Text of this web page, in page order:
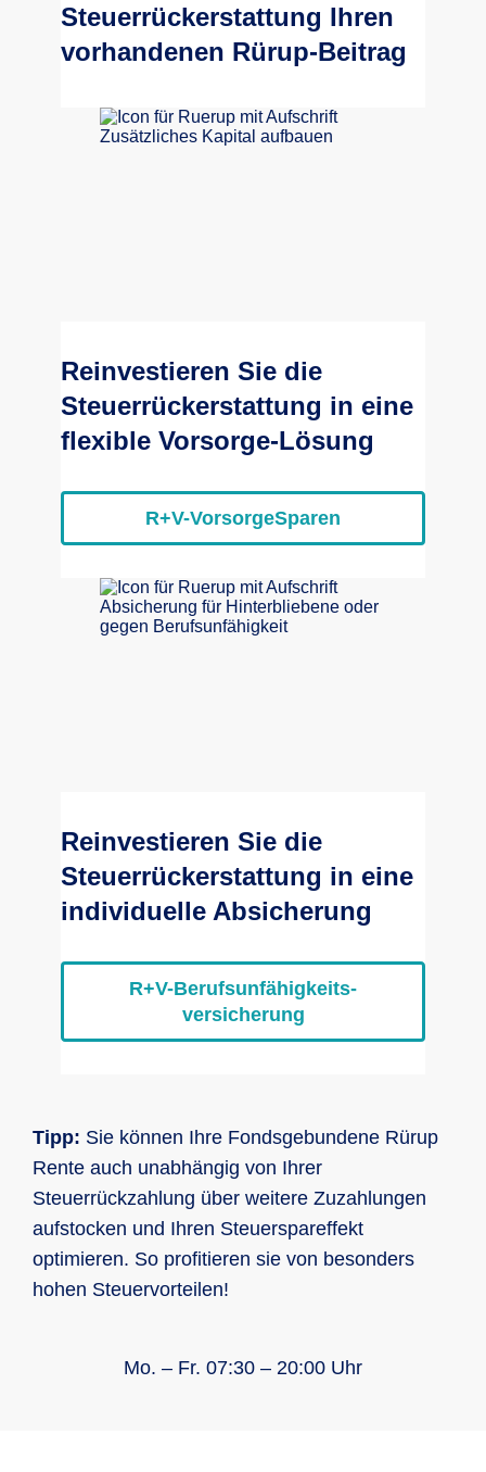
Steuerrückerstattung Ihren
vorhandenen Rürup-Beitrag
Reinvestieren Sie die
Steuerrückerstattung in eine
flexible Vorsorge-Lösung
R+V-VorsorgeSparen
Reinvestieren Sie die
Steuerrückerstattung in eine
individuelle Absicherung
R+V-Berufs­unfähig­keits­
versicherung
Tipp: Sie können Ihre Fondsgebundene Rürup
Rente auch unabhängig von Ihrer
Steuerrückzahlung über weitere Zuzahlungen
aufstocken und Ihren Steuerspareffekt
optimieren. So profitieren sie von besonders
hohen Steuervorteilen!
Mo. – Fr. 07:30 – 20:00 Uhr